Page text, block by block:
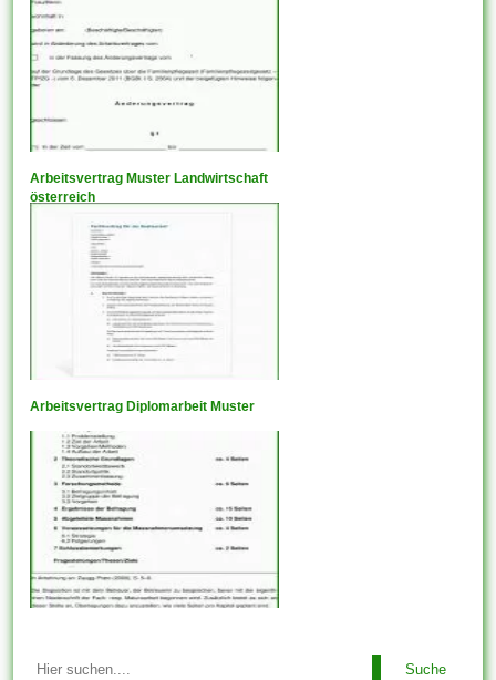
Arbeitsvertrag Muster Landwirtschaft
österreich
Arbeitsvertrag Diplomarbeit Muster
Suche